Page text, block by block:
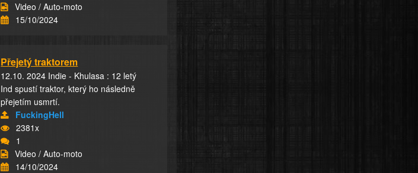
Video / Auto-moto
15/10/2024
Přejetý traktorem
12.10. 2024 Indie - Khulasa : 12 letý
Ind spustí traktor, který ho následně
přejetím usmrtí.
FuckingHell
2381x
1
Video / Auto-moto
14/10/2024